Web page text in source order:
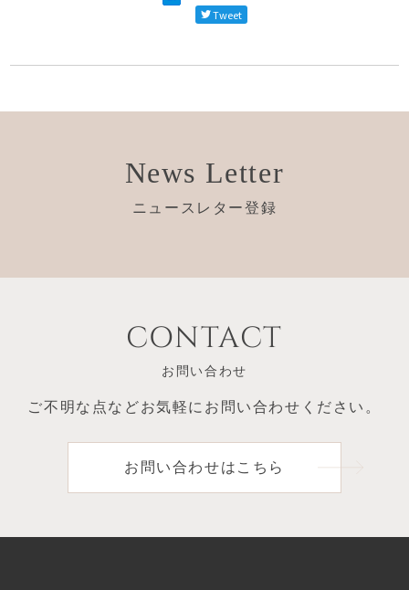
Tweet
News Letter
ニュースレター登録
CONTACT
お問い合わせ
ご不明な点などお気軽にお問い合わせください。
お問い合わせはこちら